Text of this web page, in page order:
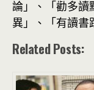
論」、「勸多讀
異」、「有讀書
Related Posts: